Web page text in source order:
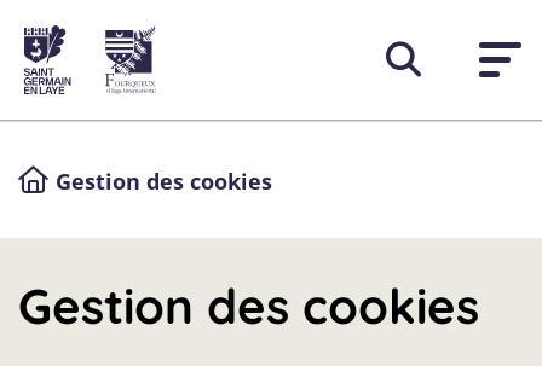
Page d'accueil du site
Gestion des cookies
Gestion des cookies